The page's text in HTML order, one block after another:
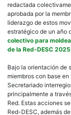
redactada
aprobada por la
liderazgo de estos
estratégico de un año
colectivo para
de la Red-DESC
Bajo la orientación de
miembros con base
Secretariado
principalmente a
Red. Estas acciones
Red-DESC, además